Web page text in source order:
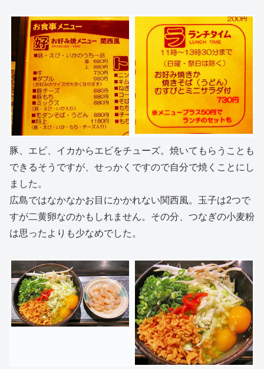
豚、エビ、イカからエビをチューズ。焼いてもらうことも
できるそうですが、せっかくですので自分で焼くことにし
ました。
広島ではなかなかお目にかかれない関西風。玉子は2つで
すが二黄卵なのかもしれません。その分、つなぎの小麦粉
は思ったよりも少なめでした。